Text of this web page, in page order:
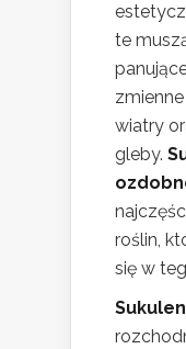
te
wiatry
gleby.
roślin,
się w